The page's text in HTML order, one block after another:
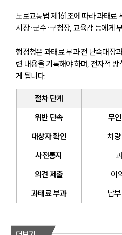
도로교통법 제161조에 따라 과태료
시장·군수·구청장, 교육감 등에게
행정청은 과태료 부과 전 단속대장
련 내용을 기록해야 하며, 전자적
게 됩니다.
절차 단계
위반 단속
무
대상자 확인
차
사전통지
의견 제출
이
과태료 부과
납